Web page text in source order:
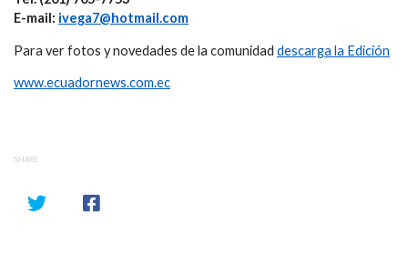
E-mail: ivega7@hotmail.com
Para ver fotos y novedades de la comunidad descarga la Edición
www.ecuadornews.com.ec
SHARE